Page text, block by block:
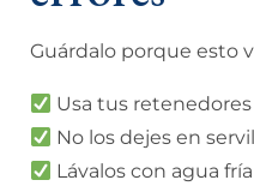
Guárdalo porque esto
Usa tus
No los dejes en
Lávalos con agua